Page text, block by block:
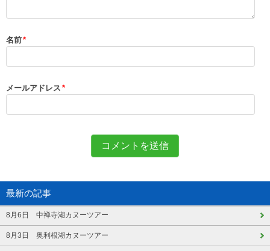
名前*
メールアドレス *
最新の記事
8月6日 中禅寺湖カヌーツアー
8月3日 奥利根湖カヌーツアー